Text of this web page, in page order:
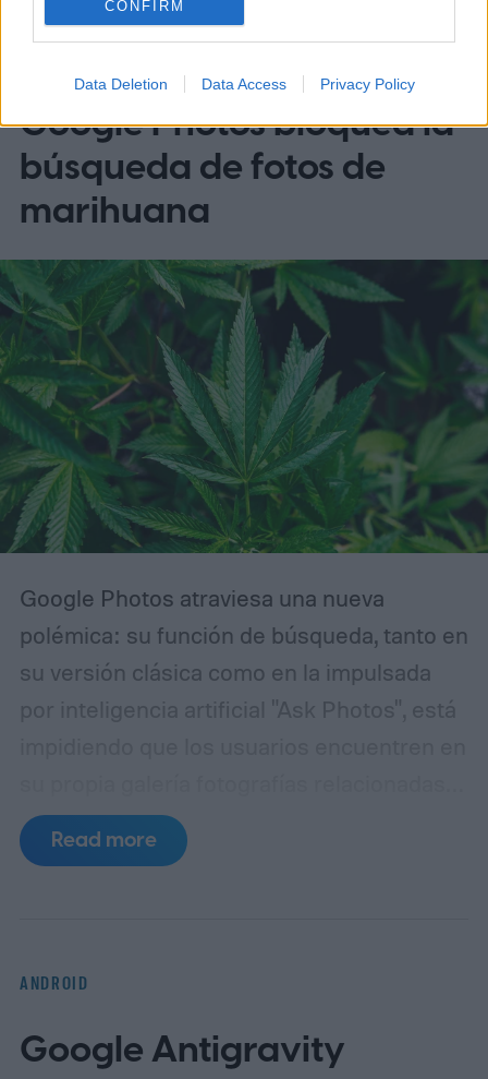
CONFIRM
Data Deletion Data Access Privacy Policy
Google Photos bloquea la
búsqueda de fotos de
marihuana
Google Photos atraviesa una nueva
polémica: su función de búsqueda, tanto en
su versión clásica como en la impulsada
por inteligencia artificial "Ask Photos", está
con el cannabis, incluso en regiones donde
su consumo es completamente legal.
términos como "weed", "cannabis",
Read more
ANDROID
Google Antigravity